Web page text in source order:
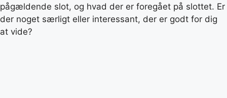
pågældende slot, og hvad der er foregået på slottet. Er
der noget særligt eller interessant, der er godt for dig
at vide?